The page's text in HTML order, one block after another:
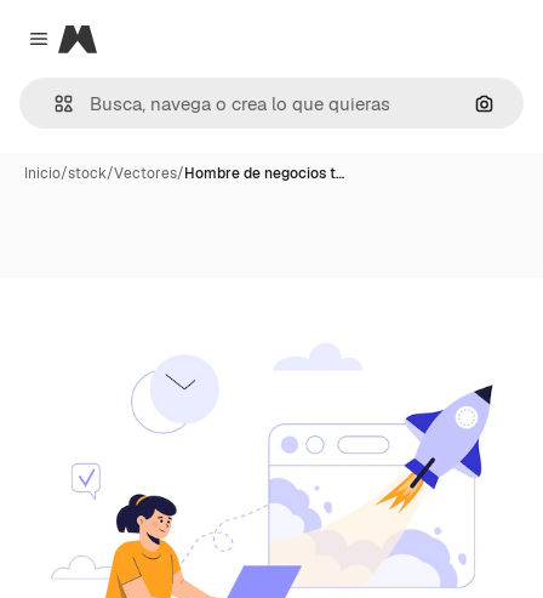
Close menu
Magnific
Inicio/stock/Vectores/Hombre de negocios t…